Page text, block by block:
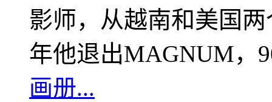
影师，从越南和美国
年他退出MAGNUM，
画册...